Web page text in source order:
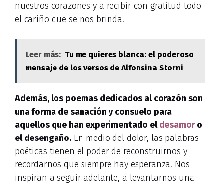
nuestros corazones y a recibir con gratitud todo
el cariño que se nos brinda.
Leer más: Tu me quieres blanca: el poderoso
mensaje de los versos de Alfonsina Storni
Además, los poemas dedicados al corazón son
una forma de sanación y consuelo para
aquellos que han experimentado eldesamoro
el desengaño. En medio del dolor, las palabras
poéticas tienen el poder de reconstruirnos y
recordarnos que siempre hay esperanza. Nos
inspiran a seguir adelante, a levantarnos una